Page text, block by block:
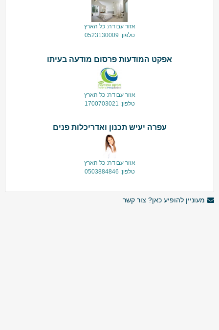
אזור עבודה: כל הארץ
טלפון: 0523130009
אפקט המודעות פרסום מודעה בעיתו
אזור עבודה: כל הארץ
טלפון: 1700703021
עפרה יעיש תכנון ואדריכלות פנים
אזור עבודה: כל הארץ
טלפון: 0503884846
מעוניין להופיע כאן? צור קשר